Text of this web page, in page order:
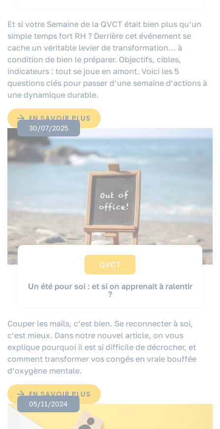
Et si votre Semaine de la QVCT était bien plus qu’un
simple temps fort RH ? Derrière cet événement se
cache un véritable levier de transformation… à
condition de bien le préparer. Objectifs, cibles,
indicateurs : tout se joue en amont. Voici les 5
questions clés pour passer d’une semaine d’actions à
une dynamique durable.
EN SAVOIR PLUS
30/07/2025
QVCT
Un été pour soi : et si on apprenait à ralentir
?
Couper les mails, c’est bien. Se reconnecter à soi,
c’est mieux. Dans notre nouvel article, on vous
explique pourquoi il est si difficile de décrocher, et
comment transformer vos congés en vraie bouffée
d’oxygène mentale.
EN SAVOIR PLUS
05/11/2024